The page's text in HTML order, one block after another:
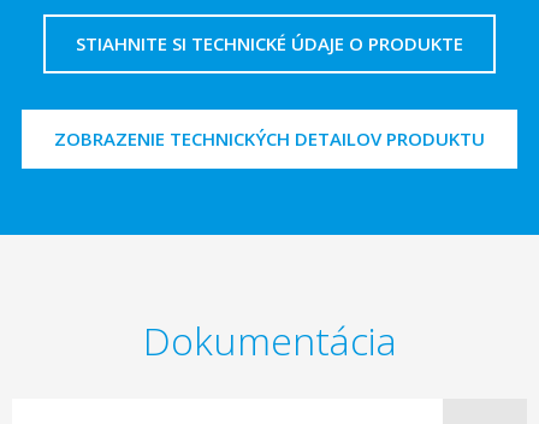
STIAHNITE SI TECHNICKÉ ÚDAJE O PRODUKTE
ZOBRAZENIE TECHNICKÝCH DETAILOV PRODUKTU
Dokumentácia